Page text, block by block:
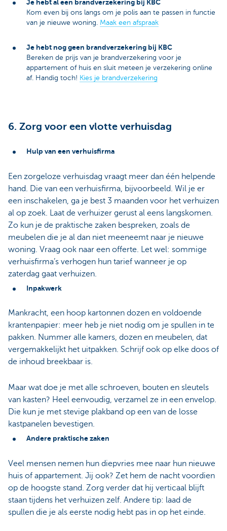
Je hebt al een brandverzekering bij KBC
Kom even bij ons langs om je polis aan te passen in functie
van je nieuwe woning. Maak een afspraak
Je hebt nog geen brandverzekering bij KBC
Bereken de prijs van je brandverzekering voor je
appartement of huis en sluit meteen je verzekering online
af. Handig toch! Kies je brandverzekering
6. Zorg voor een vlotte verhuisdag
Hulp van een verhuisfirma
Een zorgeloze verhuisdag vraagt meer dan één helpende
hand. Die van een verhuisfirma, bijvoorbeeld. Wil je er
een inschakelen, ga je best 3 maanden voor het verhuizen
al op zoek. Laat de verhuizer gerust al eens langskomen.
Zo kun je de praktische zaken bespreken, zoals de
meubelen die je al dan niet meeneemt naar je nieuwe
woning. Vraag ook naar een offerte. Let wel: sommige
verhuisfirma’s verhogen hun tarief wanneer je op
zaterdag gaat verhuizen.
Inpakwerk
Mankracht, een hoop kartonnen dozen en voldoende
krantenpapier: meer heb je niet nodig om je spullen in te
pakken. Nummer alle kamers, dozen en meubelen, dat
vergemakkelijkt het uitpakken. Schrijf ook op elke doos of
de inhoud breekbaar is.
Maar wat doe je met alle schroeven, bouten en sleutels
van kasten? Heel eenvoudig, verzamel ze in een envelop.
Die kun je met stevige plakband op een van de losse
kastpanelen bevestigen.
Andere praktische zaken
Veel mensen nemen hun diepvries mee naar hun nieuwe
huis of appartement. Jij ook? Zet hem de nacht voordien
op de hoogste stand. Zorg verder dat hij verticaal blijft
staan tijdens het verhuizen zelf. Andere tip: laad de
spullen die je als eerste nodig hebt pas in op het einde.